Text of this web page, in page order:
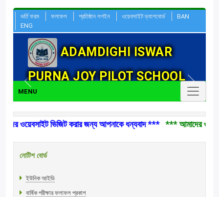
ভর্তি ফরম ফলাফল প্রতিষ্ঠান লগইন ওয়েবসাইট ড্যাশবোর্ড
BAN
ENG
ADAMDIGHI ISWAR
PURNA JOY PILOT SCHOOL
পাইলট উচ্চ বিদ্যালয়
Previous Next
MENU
ওয়েবসাইট ভিজিট করার জন্য আপনাকে ধন্যবাদ *** *** আমাদের
নোটিশ বোর্ড
ইউনিক আইডি
বার্ষিক পরীক্ষার ফলাফল প্রকাশ